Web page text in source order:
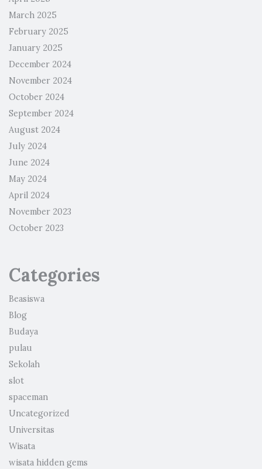
March 2025
February 2025
January 2025
December 2024
November 2024
October 2024
September 2024
August 2024
July 2024
June 2024
May 2024
April 2024
November 2023
October 2023
Categories
Beasiswa
Blog
Budaya
pulau
Sekolah
slot
spaceman
Uncategorized
Universitas
Wisata
wisata hidden gems